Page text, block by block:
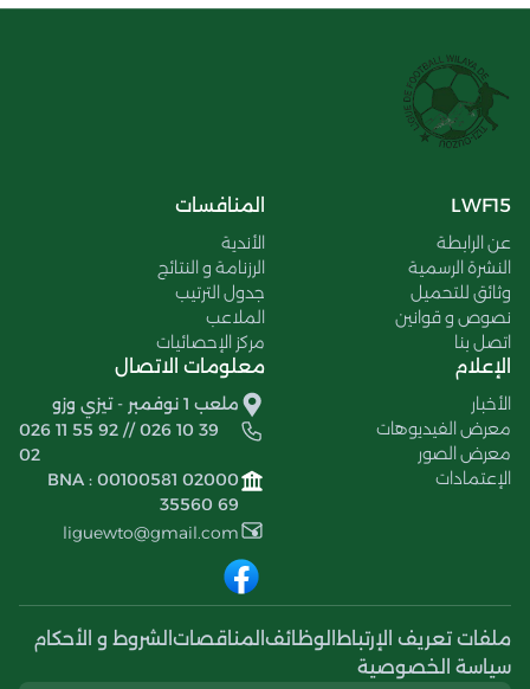
LWF15
عن الرابطة
النشرة الرسمية
وثائق للتحميل
نصوص و قوانين
اتصل بنا
المنافسات
الأندية
الرزنامة و النتائج
جدول الترتيب
الملاعب
مركز الإحصائيات
الإعلام
الأخبار
معرض الفيديوهات
معرض الصور
الإعتمادات
معلومات الاتصال
ملعب 1 نوفمبر - تيزي وزو
026 11 55 92 // 026 10 39
02
BNA : 00100581 02000
35560 69
liguewto@gmail.com
ملفات تعريف الإرتباط الوظائف المناقصات الشروط و الأحكام
سياسة الخصوصية